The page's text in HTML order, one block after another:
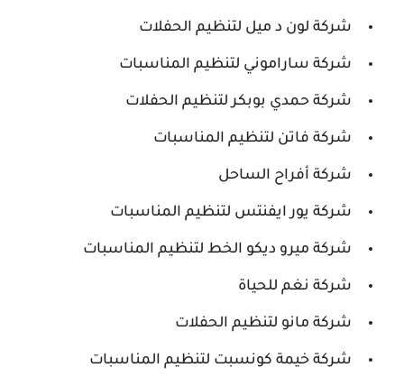
شركة لون د ميل لتنظيم الحفلات
شركة ساراموني لتنظيم المناسبات
شركة حمدي بوبكر لتنظيم الحفلات
شركة فاتن لتنظيم المناسبات
شركة أفراح الساحل
شركة يور ايفنتس لتنظيم المناسبات
شركة ميرو ديكو الخط لتنظيم المناسبات
شركة نغم للحياة
شركة مانو لتنظيم الحفلات
شركة خيمة كونسبت لتنظيم المناسبات